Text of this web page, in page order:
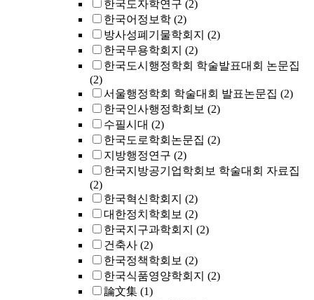
한국도자학연구 (2)
한국어정보학 (2)
방사성폐기물학회지 (2)
한국무용학회지 (2)
한국도시행정학회 학술발표대회 논문집
(2)
서울행정학회 학술대회 발표논문집 (2)
한국인사행정학회보 (2)
수필시대 (2)
한국도로학회논문집 (2)
지방행정연구 (2)
한국지방공기업학회보 학술대회 자료집
(2)
한국혁신학회지 (2)
대한정치학회보 (2)
한국지구과학회지 (2)
건축사 (2)
한국정책학회보 (2)
한국식품영양학회지 (2)
論文集 (1)